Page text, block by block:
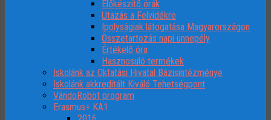
Előkészítő órák
Utazás a Felvidékre
Ipolyságiak látogatása Magyarországon
Összetartozás napi ünnepély
Értékelő óra
Hasznosuló termékek
Iskolánk az Oktatási Hivatal Bázisintézménye
Iskolánk akkreditált Kiváló Tehetségpont
VándoRobot program
Erasmus+ KA1